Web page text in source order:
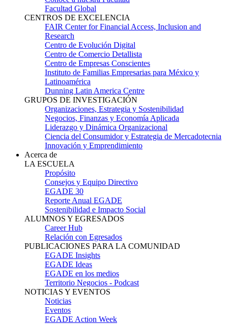
Facultad Global
CENTROS DE EXCELENCIA
FAIR Center for Financial Access, Inclusion and
Research
Centro de Evolución Digital
Centro de Comercio Detallista
Centro de Empresas Conscientes
Instituto de Familias Empresarias para México y
Latinoamérica
Dunning Latin America Centre
GRUPOS DE INVESTIGACIÓN
Organizaciones, Estrategia y Sostenibilidad
Negocios, Finanzas y Economía Aplicada
Liderazgo y Dinámica Organizacional
Ciencia del Consumidor y Estrategia de Mercadotecnia
Innovación y Emprendimiento
Acerca de
LA ESCUELA
Propósito
Consejos y Equipo Directivo
EGADE 30
Reporte Anual EGADE
Sostenibilidad e Impacto Social
ALUMNOS Y EGRESADOS
Career Hub
Relación con Egresados
PUBLICACIONES PARA LA COMUNIDAD
EGADE Insights
EGADE Ideas
EGADE en los medios
Territorio Negocios - Podcast
NOTICIAS Y EVENTOS
Noticias
Eventos
EGADE Action Week